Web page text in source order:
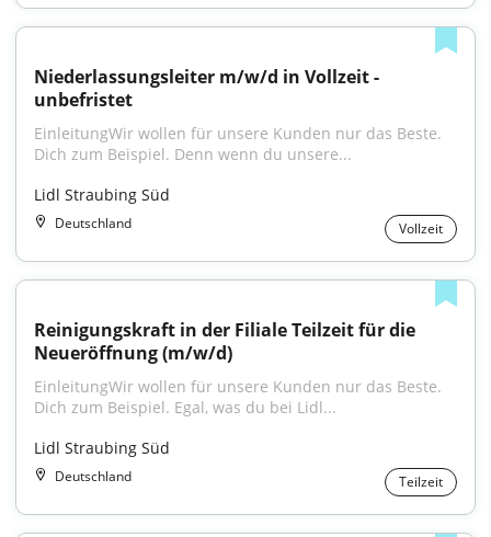
Niederlassungsleiter m/w/d in Vollzeit -
unbefristet
EinleitungWir wollen für unsere Kunden nur das Beste.
Dich zum Beispiel. Denn wenn du unsere...
Lidl Straubing Süd
Deutschland Vollzeit
Reinigungskraft in der Filiale Teilzeit für die
Neueröffnung (m/w/d)
EinleitungWir wollen für unsere Kunden nur das Beste.
Dich zum Beispiel. Egal, was du bei Lidl...
Lidl Straubing Süd
Deutschland Teilzeit